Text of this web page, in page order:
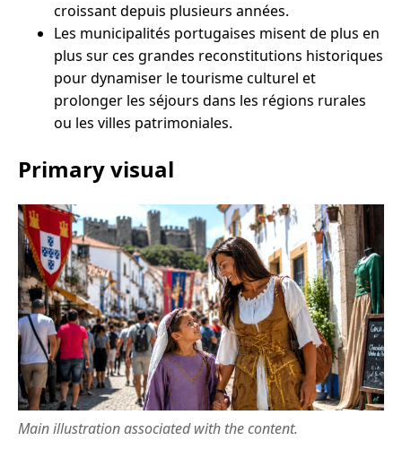
croissant depuis plusieurs années.
Les municipalités portugaises misent de plus en
plus sur ces grandes reconstitutions historiques
pour dynamiser le tourisme culturel et
prolonger les séjours dans les régions rurales
ou les villes patrimoniales.
Primary visual
Main illustration associated with the content.